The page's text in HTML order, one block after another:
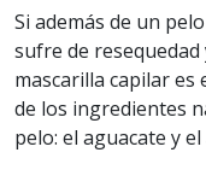
Si además de un
sufre de
mascarilla capilar es
de los ingredientes
pelo: el aguacate y